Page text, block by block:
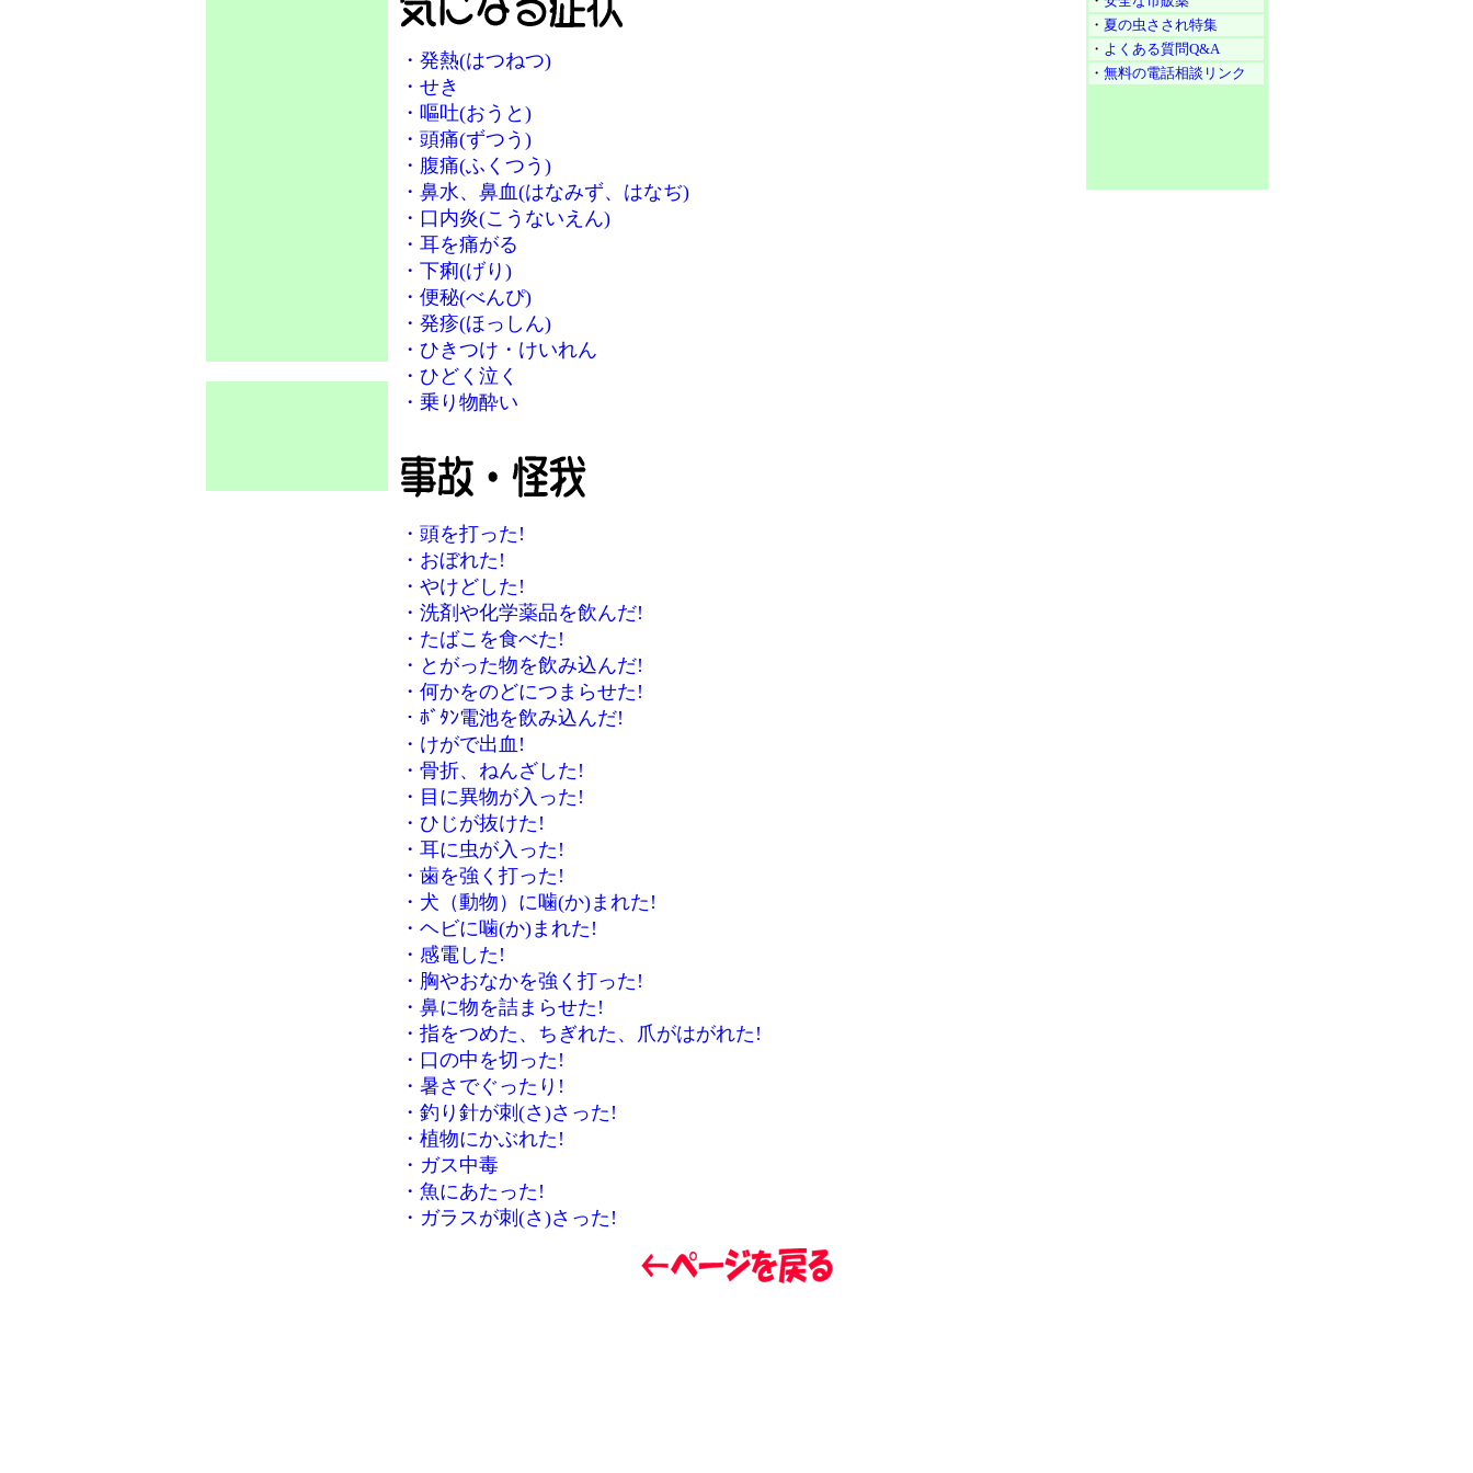
・ 発熱(はつねつ)
・ せき
・ 嘔吐(おうと)
・ 頭痛(ずつう)
・ 腹痛(ふくつう)
・ 鼻水、鼻血(はなみず、はなぢ)
・ 口内炎(こうないえん)
・ 耳を痛がる
・ 下痢(げり)
・ 便秘(べんぴ)
・ 発疹(ほっしん)
・ ひきつけ・けいれん
・ ひどく泣く
・ 乗り物酔い
・ 頭を打った!
・ おぼれた!
・ やけどした!
・ 洗剤や化学薬品を飲んだ!
・ たばこを食べた!
・ とがった物を飲み込んだ!
・ 何かをのどにつまらせた!
・ ﾎﾞﾀﾝ電池を飲み込んだ!
・ けがで出血!
・ 骨折、ねんざした!
・ 目に異物が入った!
・ ひじが抜けた!
・ 耳に虫が入った!
・ 歯を強く打った!
・ 犬（動物）に噛(か)まれた!
・ ヘビに噛(か)まれた!
・ 感電した!
・ 胸やおなかを強く打った!
・ 鼻に物を詰まらせた!
・ 指をつめた、ちぎれた、爪がはがれた!
・ 口の中を切った!
・ 暑さでぐったり!
・ 釣り針が刺(さ)さった!
・ 植物にかぶれた!
・ ガス中毒
・ 魚にあたった!
・ ガラスが刺(さ)さった!
・ 夏の虫さされ特集
・ よくある質問Q&A
・ 無料の電話相談リンク